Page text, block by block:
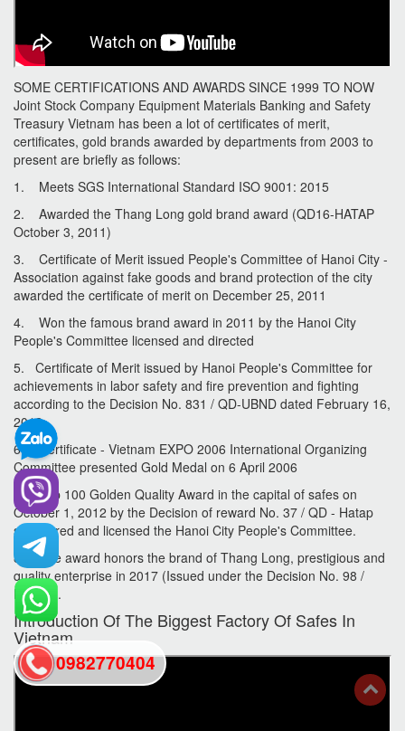
SOME CERTIFICATIONS AND AWARDS SINCE 1999 TO NOW
Joint Stock Company Equipment Materials Banking and Safety
Treasury Vietnam has been a lot of certificates of merit,
certificates, gold brands awarded by departments from 2003 to
present are briefly as follows:
1. Meets SGS International Standard ISO 9001: 2015
2. Awarded the Thang Long gold brand award (QD16-HATAP
October 3, 2011)
3. Certificate of Merit issued People's Committee of Hanoi City -
Association against fake goods and brand protection of the city
awarded the certificate of merit on December 25, 2011
4. Won the famous brand award in 2011 by the Hanoi City
People's Committee licensed and directed
5. Certificate of Merit issued by Hanoi People's Committee for
achievements in labor safety and fire prevention and fighting
according to the Decision No. 831 / QD-UBND dated February 16,
2012
6. Certificate - Vietnam EXPO 2006 International Organizing
Committee presented Gold Medal on 6 April 2006
7. Top 100 Golden Quality Award in the capital of safes on
October 1, 2012 by the Decision of reward No. 37 / QD - Hatap
sponsored and licensed the Hanoi City People's Committee.
8. The award honors the brand of Thang Long, prestigious and
quality enterprise in 2017 (Issued under the Decision No. 98 /
HATAP).
Introduction Of The Biggest Factory Of Safes In
Vietnam
0982770404